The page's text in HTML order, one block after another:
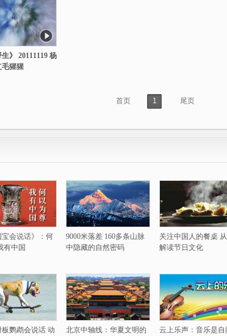
生》 20111119 杨
毛猩猩
首页 1 尾页
宝会说话》：何
有中国
9000米落差 160多条山脉
中隐藏的自然密码
关注中国人的餐桌
解读节日文化
鹦鹉会说话 动
北京中轴线：华夏文明的
云上乐声：音乐是自